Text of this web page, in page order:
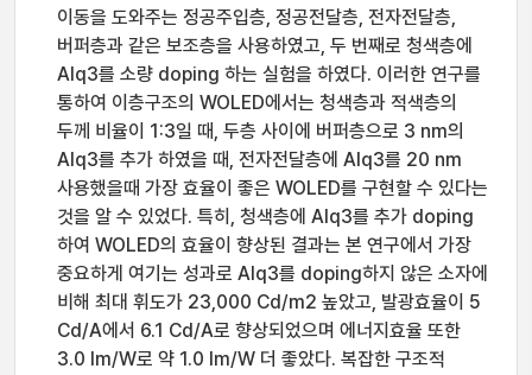
이동을 도와주는 정공주입층, 정공전달층, 전자전달층,
버퍼층과 같은 보조층을 사용하였고, 두 번째로 청색층에
Alq3를 소량 doping 하는 실험을 하였다. 이러한 연구를
통하여 이층구조의 WOLED에서는 청색층과 적색층의
두께 비율이 1:3일 때, 두층 사이에 버퍼층으로 3 nm의
Alq3를 추가 하였을 때, 전자전달층에 Alq3를 20 nm
사용했을때 가장 효율이 좋은 WOLED를 구현할 수 있다는
것을 알 수 있었다. 특히, 청색층에 Alq3를 추가 doping
하여 WOLED의 효율이 향상된 결과는 본 연구에서 가장
중요하게 여기는 성과로 Alq3를 doping하지 않은 소자에
비해 최대 휘도가 23,000 Cd/m2 높았고, 발광효율이 5
Cd/A에서 6.1 Cd/A로 향상되었으며 에너지효율 또한
3.0 lm/W로 약 1.0 lm/W 더 좋았다. 복잡한 구조적